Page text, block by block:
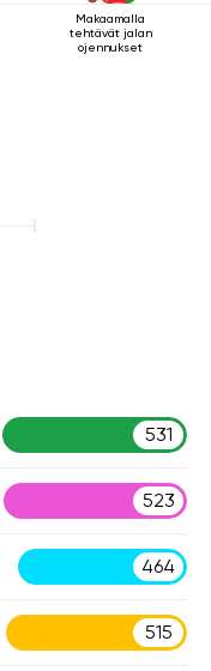
Makaamalla
tehtävät jalan
ojennukset
531
523
464
515